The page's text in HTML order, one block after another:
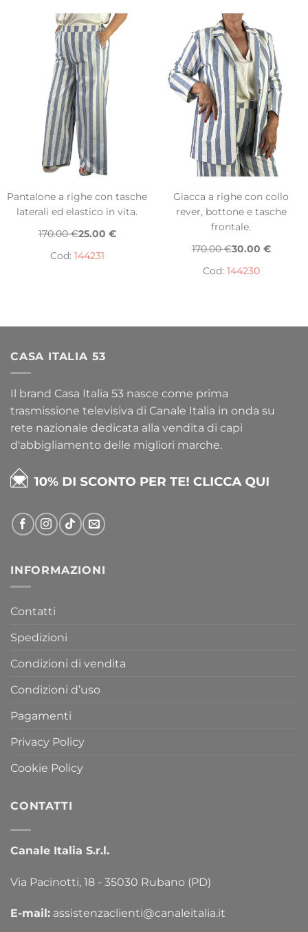
Pantalone a righe con tasche
laterali ed elastico in vita.
170.00 €25.00 €
Cod: 144231
Giacca a righe con collo
rever, bottone e tasche
frontale.
170.00 €30.00 €
Cod: 144230
CASA ITALIA 53
Il brand Casa Italia 53 nasce come prima
trasmissione televisiva di Canale Italia in onda su
rete nazionale dedicata alla vendita di capi
d'abbigliamento delle migliori marche.
INFORMAZIONI
Contatti
Spedizioni
Condizioni di vendita
Condizioni d’uso
Pagamenti
Privacy Policy
Cookie Policy
CONTATTI
Canale Italia S.r.l.
Via Pacinotti, 18 - 35030 Rubano (PD)
E-mail: assistenzaclienti@canaleitalia.it